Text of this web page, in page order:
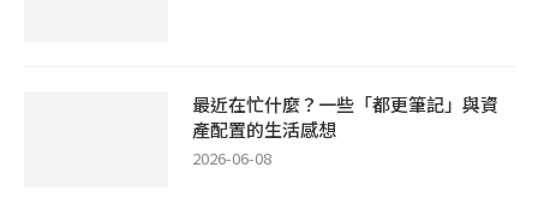
最近在忙什麼？一些「都更筆記」與資
產配置的生活感想
2026-06-08